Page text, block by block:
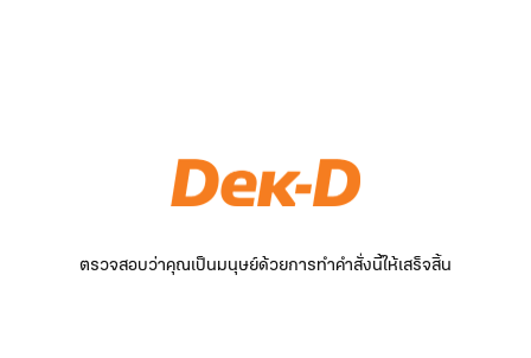
ตรวจสอบว่าคุณเป็นมนุษย์ด้วยการทำคำสั่งนี้ให้เสร็จสิ้น